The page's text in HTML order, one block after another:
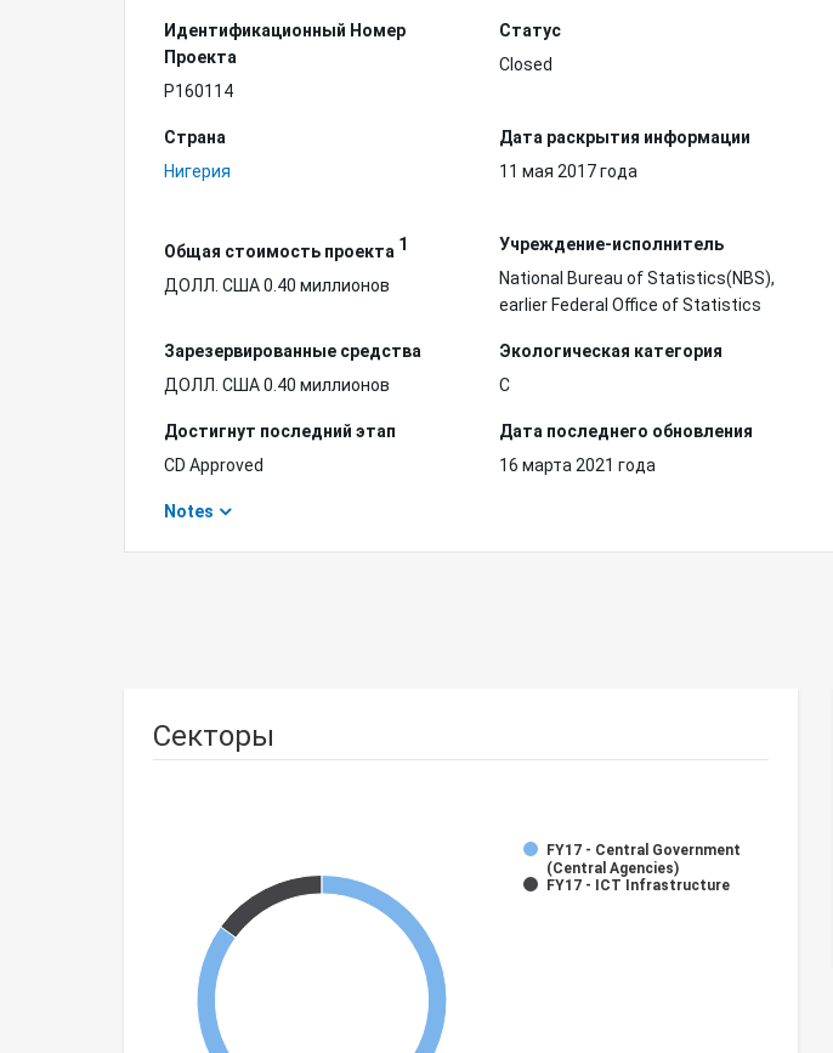
Идентификационный Hомер
Проекта
P160114
Статус
Closed
Страна
Нигерия
Дата раскрытия информации
11 мая 2017 года
Общая стоимость проекта 1
ДОЛЛ. США 0.40 миллионов
Учреждение-исполнитель
National Bureau of Statistics(NBS),
earlier Federal Office of Statistics
Зарезервированные средства
ДОЛЛ. США 0.40 миллионов
Экологическая категория
C
Достигнут последний этап
CD Approved
Дата последнего обновления
16 марта 2021 года
Notes
Секторы
FY17 - Central Government
(Central Agencies)
FY17 - ICT Infrastructure